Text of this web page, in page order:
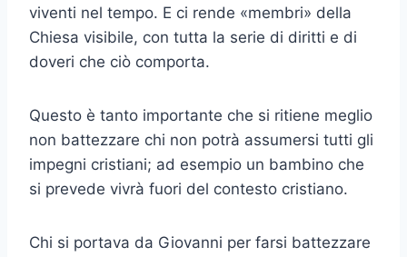
viventi nel tempo. E ci rende «membri» della
Chiesa visibile, con tutta la serie di diritti e di
doveri che ciò comporta.
Questo è tanto importante che si ritiene meglio
non battezzare chi non potrà assumersi tutti gli
impegni cristiani; ad esempio un bambino che
si prevede vivrà fuori del contesto cristiano.
Chi si portava da Giovanni per farsi battezzare